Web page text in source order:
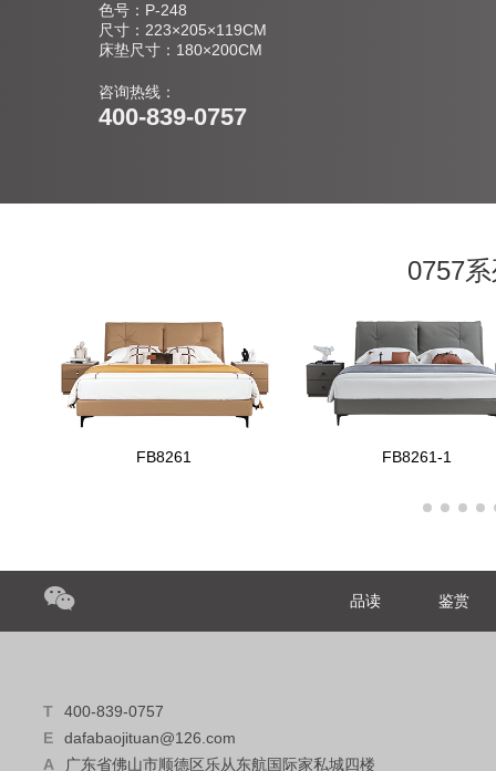
色号：P-248
尺寸：223×205×119CM
床垫尺寸：180×200CM
咨询热线：
400-839-0757
0757
FB8261 FB8261-1
品读 鉴赏
T
400-839-0757
E
dafabaojituan@126.com
A
广东省佛山市顺德区乐从东航国际家私城四楼